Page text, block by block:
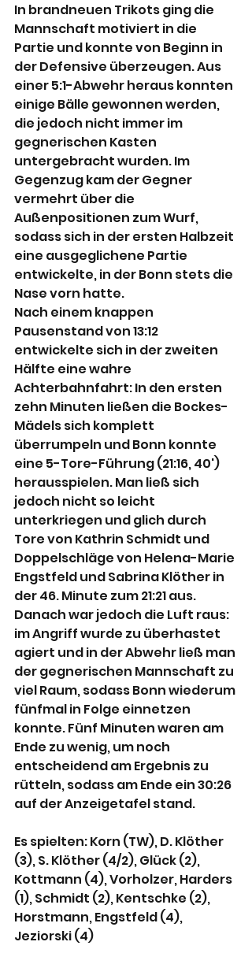
In brandneuen Trikots ging die
Mannschaft motiviert in die
Partie und konnte von Beginn in
der Defensive überzeugen. Aus
einer 5:1-Abwehr heraus konnten
einige Bälle gewonnen werden,
die jedoch nicht immer im
gegnerischen Kasten
untergebracht wurden. Im
Gegenzug kam der Gegner
vermehrt über die
Außenpositionen zum Wurf,
sodass sich in der ersten Halbzeit
eine ausgeglichene Partie
entwickelte, in der Bonn stets die
Nase vorn hatte.
Nach einem knappen
Pausenstand von 13:12
entwickelte sich in der zweiten
Hälfte eine wahre
Achterbahnfahrt: In den ersten
zehn Minuten ließen die Bockes-
Mädels sich komplett
überrumpeln und Bonn konnte
eine 5-Tore-Führung (21:16, 40')
herausspielen. Man ließ sich
jedoch nicht so leicht
unterkriegen und glich durch
Tore von Kathrin Schmidt und
Doppelschläge von Helena-Marie
Engstfeld und Sabrina Klöther in
der 46. Minute zum 21:21 aus.
Danach war jedoch die Luft raus:
im Angriff wurde zu überhastet
agiert und in der Abwehr ließ man
der gegnerischen Mannschaft zu
viel Raum, sodass Bonn wiederum
fünfmal in Folge einnetzen
konnte. Fünf Minuten waren am
Ende zu wenig, um noch
entscheidend am Ergebnis zu
rütteln, sodass am Ende ein 30:26
auf der Anzeigetafel stand.
Es spielten: Korn (TW), D. Klöther
(3), S. Klöther (4/2), Glück (2),
Kottmann (4), Vorholzer, Harders
(1), Schmidt (2), Kentschke (2),
Horstmann, Engstfeld (4),
Jeziorski (4)